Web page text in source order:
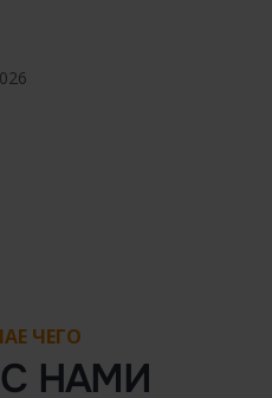
ЧЕГО
НАМИ